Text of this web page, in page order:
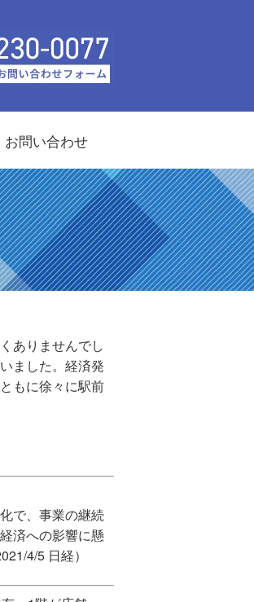
お問い合わせ
ありませんでし
ました。経済発
もに徐々に駅前
で、事業の継続
済への影響に懸
4/5 日経）